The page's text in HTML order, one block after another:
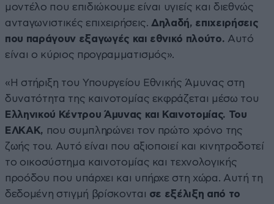
μοντέλο που επιδιώκουμε είναι υγιείς και διεθνώς
ανταγωνιστικές επιχειρήσεις. Δηλαδή, επιχειρήσεις
που παράγουν εξαγωγές και εθνικό πλούτο. Αυτό
είναι ο κύριος προγραμματισμός».
«Η στήριξη του Υπουργείου Εθνικής Άμυνας στη
δυνατότητα της καινοτομίας εκφράζεται μέσω του
Ελληνικού Κέντρου Άμυνας και Καινοτομίας. Του
ΕΛΚΑΚ, που συμπληρώνει τον πρώτο χρόνο της
ζωής του. Αυτό είναι που αξιοποιεί και κινητροδοτεί
το οικοσύστημα καινοτομίας και τεχνολογικής
προόδου που υπάρχει και υπήρχε στη χώρα. Αυτή τη
δεδομένη στιγμή βρίσκονται σε εξέλιξη από το